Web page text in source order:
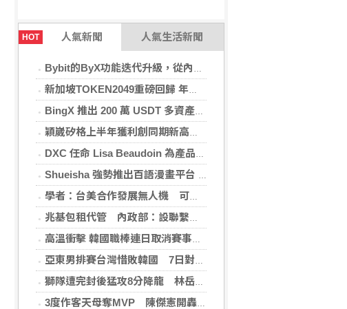
HOT 人氣新聞 人氣生活新聞
Bybit的ByX功能迭代升級，從內容平台全面進化為社交交易樞紐，新增多項特色功能
新加坡TOKEN2049重磅回歸 年度行業頂級盛會再度啟幕
BingX 推出 200 萬 USDT 多資產交易活動，聚焦當前最受關注的市場趨勢
穎崴矽格上半年獲利創同期新高 AI先進製程需求帶動
DXC 任命 Lisa Beaudoin 為產品總監，以加速產品導向型增長
Shueisha 強勢推出百語漫畫平台 MANGA MILLION 大舉進軍全球市場
學者：台美合作發展無人機 可降對中依賴強化嚇阻
兆基包租代管 內政部：設聯繫諮詢窗口統一受理
高溫衝擊 韓國職棒連日取消賽事、11日起晚間7時開打
亞東男排賽台灣惜敗韓國 7日對戰日本拚4強
獅隊遭完封後猛攻8分降龍 林岳平：總是要發揮
3度作客天母奪MVP 陳傑憲開轟擊退雙殺心魔